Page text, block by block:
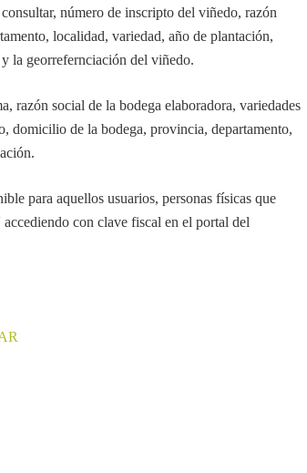
número de inscripto del viñedo, razón
localidad, variedad, año de plantación,
la georrefernciación del viñedo.
razón social de la bodega elaboradora, variedades
domicilio de la bodega, provincia, departamento,
para aquellos usuarios, personas físicas que
con clave fiscal en el portal del